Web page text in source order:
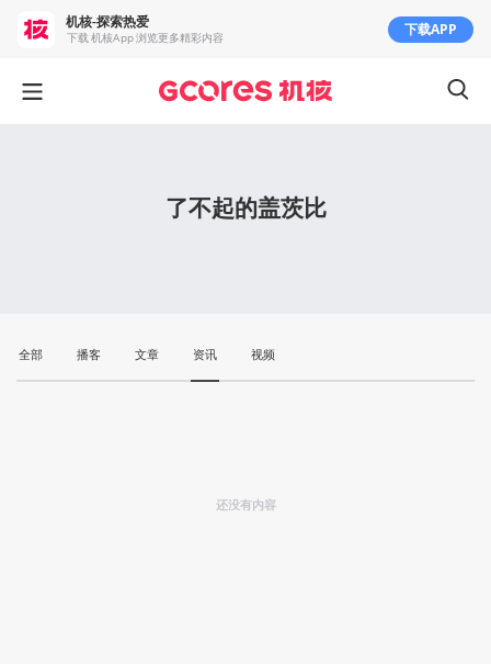
了不起的盖茨比
全部 播客 文章 资讯 视频
还没有内容
机核-探索热爱
下载 机核App 浏览更多精彩内容 下载APP